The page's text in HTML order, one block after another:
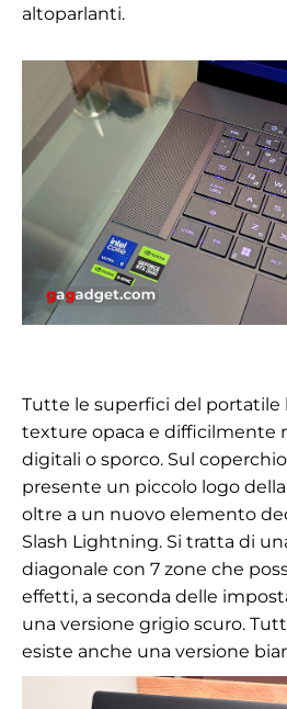
altoparlanti.
Tutte le superfici del portatile
texture opaca e difficilmente
digitali o sporco. Sul
presente un piccolo logo
oltre a un nuovo elemento
Slash Lightning. Si tratta di
diagonale con 7 zone che
effetti, a seconda delle
una versione grigio scuro.
esiste anche una versione